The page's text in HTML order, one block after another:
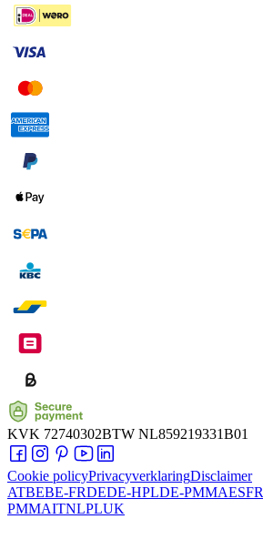
KVK 72740302BTW NL859219331B01
Cookie policyPrivacyverklaringDisclaimer
ATBEBE-FRDEDE-HPLDE-PMMAESFR
PMMAITNLPLUK